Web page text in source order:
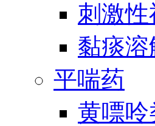
刺激
黏痰
平喘药
黄嘌